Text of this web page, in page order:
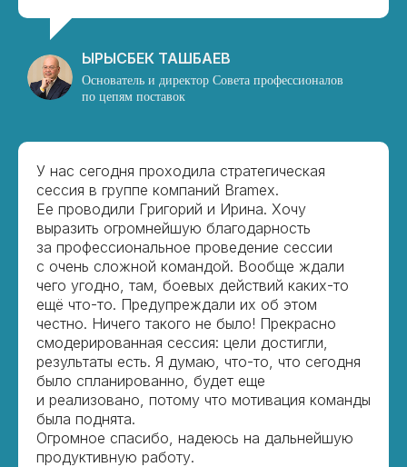
ЫРЫСБЕК ТАШБАЕВ
Основатель и директор Совета профессионалов
по цепям поставок
У нас сегодня проходила стратегическая
сессия в группе компаний Bramex.
Ее проводили Григорий и Ирина. Хочу
выразить огромнейшую благодарность
за профессиональное проведение сессии
с очень сложной командой. Вообще ждали
чего угодно, там, боевых действий каких-то
ещё что-то. Предупреждали их об этом
честно. Ничего такого не было! Прекрасно
смодерированная сессия: цели достигли,
результаты есть. Я думаю, что-то, что сегодня
было спланированно, будет еще
и реализовано, потому что мотивация команды
была поднята.
Огромное спасибо, надеюсь на дальнейшую
продуктивную работу.